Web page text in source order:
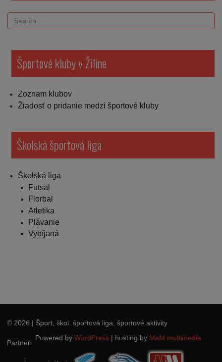
Športové kluby v Žiline
Zoznam klubov
Žiadosť o pridanie medzi športové kluby
Školská športová liga
Školská liga
Futsal
Florbal
Atletika
Plávanie
Vybíjaná
© 2026 | Šport, škol. športová liga, športové aktivity
Powered by WordPress | hosting by MaM multimedia
Partneri